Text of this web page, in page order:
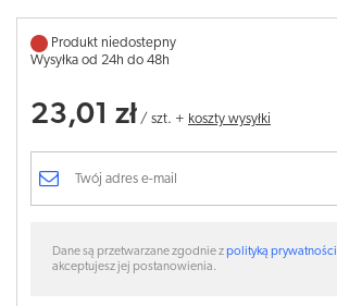
Produkt niedostepny
Wysyłka od 24h do 48h
23,01 zł / szt. + koszty wysyłki
Dane są przetwarzane zgodnie zpolityką prywatności
akceptujesz jej postanowienia.